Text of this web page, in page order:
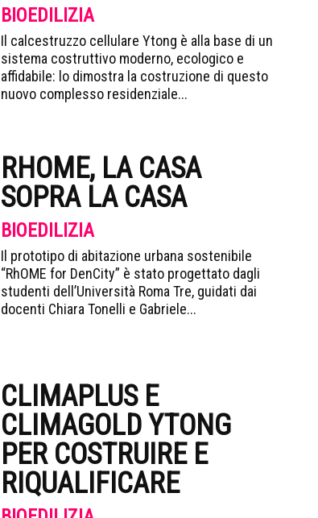
BIOEDILIZIA
Il calcestruzzo cellulare Ytong è alla base di un
sistema costruttivo moderno, ecologico e
affidabile: lo dimostra la costruzione di questo
nuovo complesso residenziale...
RHOME, LA CASA
SOPRA LA CASA
BIOEDILIZIA
Il prototipo di abitazione urbana sostenibile
“RhOME for DenCity” è stato progettato dagli
studenti dell’Università Roma Tre, guidati dai
docenti Chiara Tonelli e Gabriele...
CLIMAPLUS E
CLIMAGOLD YTONG
PER COSTRUIRE E
RIQUALIFICARE